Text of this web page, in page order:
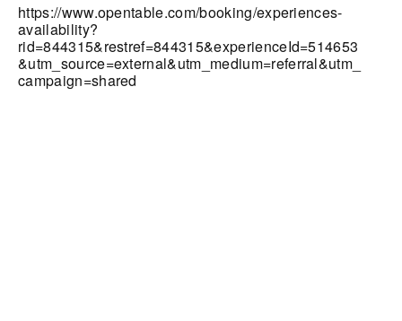
https://www.opentable.com/booking/experiences-
availability?
rid=844315&restref=844315&experienceId=514653
&utm_source=external&utm_medium=referral&utm_
campaign=shared